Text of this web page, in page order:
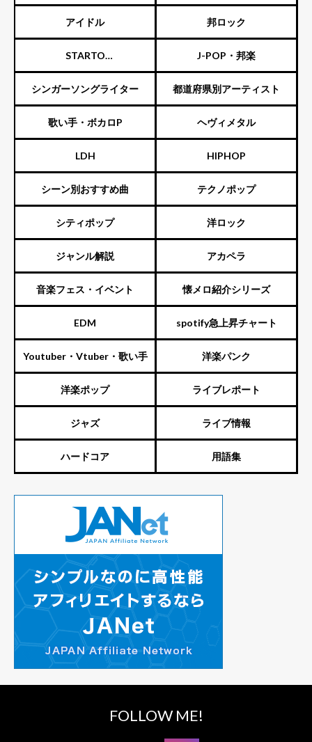
スト
アイドル 邦ロック
STARTO
ENTERTAINMENT（旧ジャニ
ーズ）
J-POP・邦楽
シンガーソングライター 都道府県別アーティスト
歌い手・ボカロP ヘヴィメタル
LDH HIPHOP
シーン別おすすめ曲 テクノポップ
シティポップ 洋ロック
ジャンル解説 アカペラ
音楽フェス・イベント 懐メロ紹介シリーズ
EDM spotify急上昇チャート
Youtuber・Vtuber・歌い手 洋楽パンク
洋楽ポップ ライブレポート
ジャズ ライブ情報
ハードコア 用語集
FOLLOW ME!